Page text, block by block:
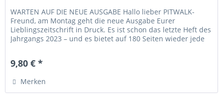
WARTEN AUF DIE NEUE AUSGABE Hallo lieber PITWALK-
Freund, am Montag geht die neue Ausgabe Eurer
Lieblingszeitschrift in Druck. Es ist schon das letzte Heft des
Jahrgangs 2023 – und es bietet auf 180 Seiten wieder jede
9,80 € *
Merken